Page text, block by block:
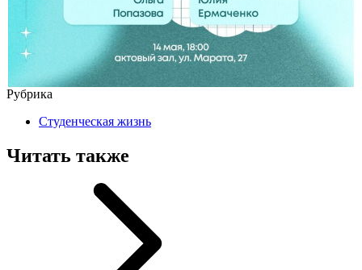
Рубрика
Студенческая жизнь
Читать также